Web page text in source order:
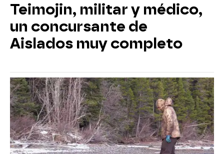
Teimojin, militar y médico,
un concursante de
Aislados muy completo